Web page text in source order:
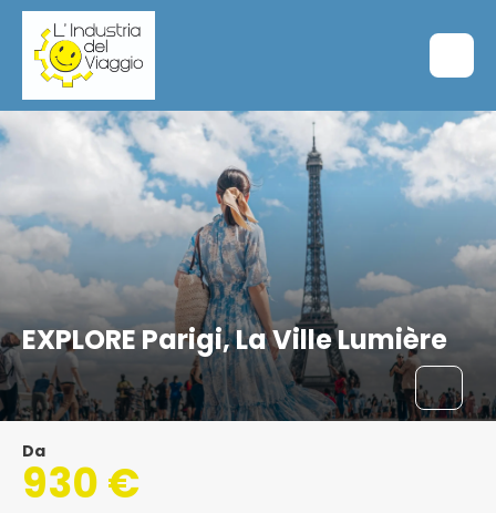
EXPLORE Parigi, La Ville Lumière
Da
930 €